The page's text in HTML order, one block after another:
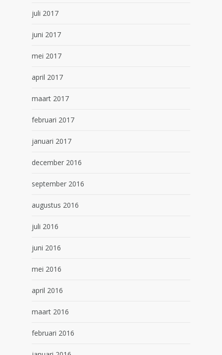
juli 2017
juni 2017
mei 2017
april 2017
maart 2017
februari 2017
januari 2017
december 2016
september 2016
augustus 2016
juli 2016
juni 2016
mei 2016
april 2016
maart 2016
februari 2016